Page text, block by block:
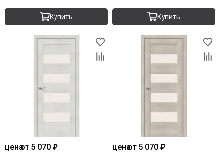
Купить Купить
ценаот 5 070 ₽ ценаот 5 070 ₽